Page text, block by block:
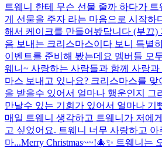
트웨니 한테 무슨 선물 줄까 하다가 트
게 선물을 주자 라는 마음으로 시작하
해서 케이크를 만들어봤답니다 (부끄)
음 보내는 크리스마스이다 보니 특별
이벤트를 준비해 봤는데요 멤버들 모
웨니~ 사랑하는 사람들과 함께 사랑
마스 보내고 있나요? 크리스마스를
을 받을수 있어서 얼마나 행운인지 그
만날수 있는 기회가 있어서 얼마나 기
매일 트웨니 생각하고 트웨니가 저에
고 싶었어요. 트웨니 너무 사랑하고
마...Merry Christmas~~!🎄✨ 트웨니는